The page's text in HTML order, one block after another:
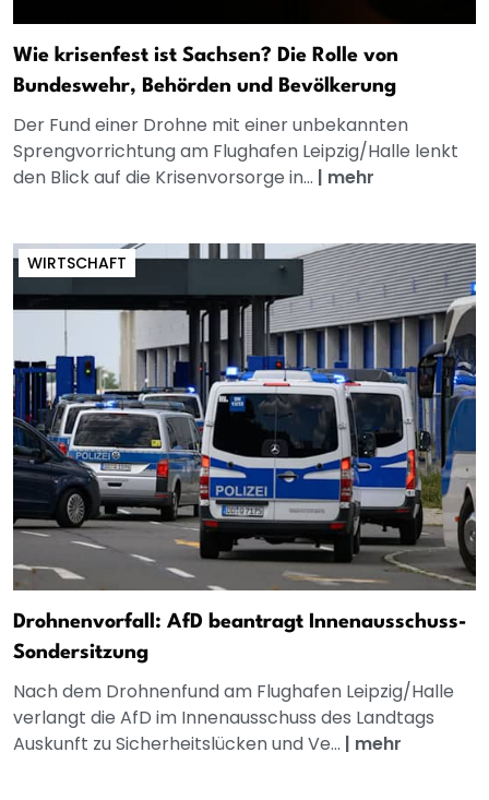
Wie krisenfest ist Sachsen? Die Rolle von
Bundeswehr, Behörden und Bevölkerung
Der Fund einer Drohne mit einer unbekannten
Sprengvorrichtung am Flughafen Leipzig/Halle lenkt
den Blick auf die Krisenvorsorge in... | mehr
WIRTSCHAFT
Drohnenvorfall: AfD beantragt Innenausschuss-
Sondersitzung
Nach dem Drohnenfund am Flughafen Leipzig/Halle
verlangt die AfD im Innenausschuss des Landtags
Auskunft zu Sicherheitslücken und Ve... | mehr